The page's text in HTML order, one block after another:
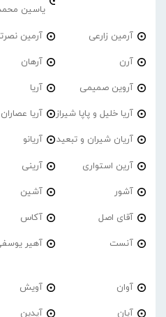
یاسین
آرمین زارعی آرمین
آرن آرهان
آروین صمیمی آریا
آریا خلیل و پاپا شیراز آریا عصاران
آریان شیران و تبعید آریانو
آرین استواری آرینی
آشور آشین
آقای اصل آکاس
آنست آهیر
آوان آویش
آیان آیدین